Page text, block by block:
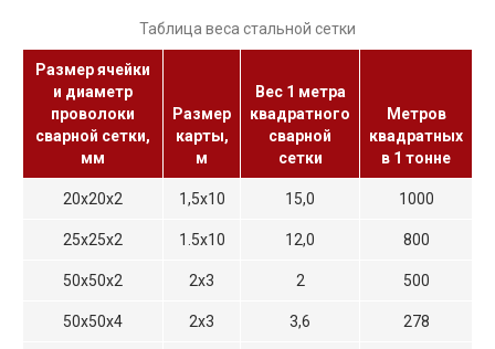
Таблица веса стальной сетки
Размер ячейки
и диаметр
проволоки
сварной сетки,
мм
Размер
карты,
м
Вес 1 метра
квадратного
сварной
сетки
Метров
квадратных
в 1 тонне
20х20х2 1,5х10 15,0 1000
25х25х2 1.5x10 12,0 800
50х50х2 2х3 2 500
50х50х4 2х3 3,6 278